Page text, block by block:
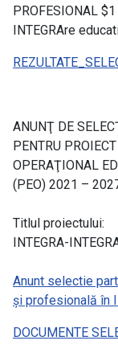
PROFESIONAL
INTEGRAre
ANUNŢ DE
PENTRU
OPERAŢIONAL
(PEO) 2021 –
Titlul proiectului:
INTEGRA-
Anunt selectie
și profesională în
DOCUMENTE